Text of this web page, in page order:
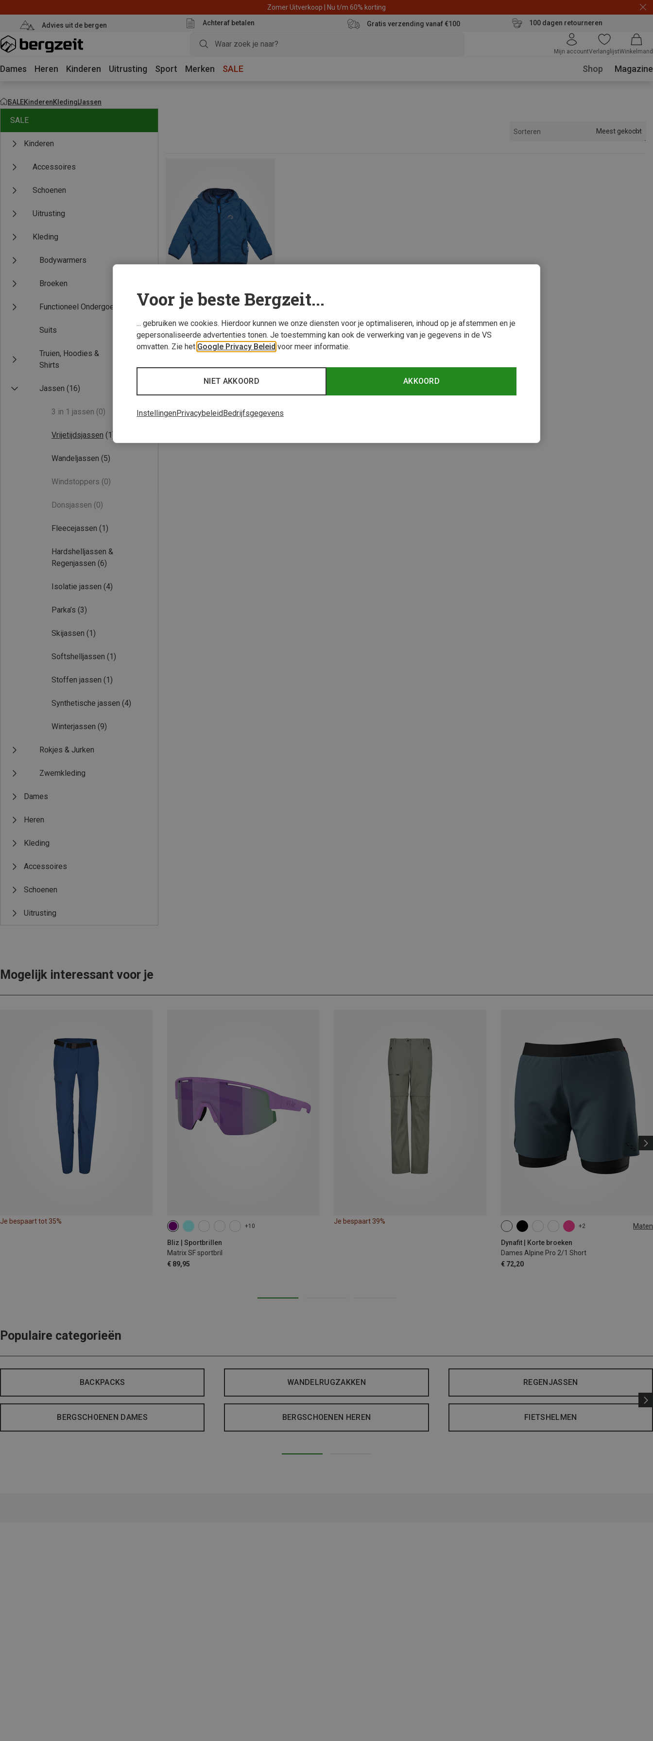
Zomer Uitverkoop | Nu t/m 60% korting
Advies uit de bergen Achteraf betalen Gratis verzending vanaf €100 100 dagen retourneren
Mijn accountVerlanglijstWinkelmand
Dames Heren Kinderen Uitrusting Sport Merken SALE Shop Magazine
SALEKinderenKledingJassen
SALE
Kinderen
Accessoires
Schoenen
Uitrusting
Kleding
Bodywarmers
Broeken
Functioneel Ondergoed
Suits
Truien, Hoodies &
Shirts
Jassen (16)
3 in 1 jassen (0)
Vrijetijdsjassen (1)
Wandeljassen (5)
Windstoppers (0)
Donsjassen (0)
Fleecejassen (1)
Hardshelljassen &
Regenjassen (6)
Isolatie jassen (4)
Parka’s (3)
Skijassen (1)
Softshelljassen (1)
Stoffen jassen (1)
Synthetische jassen (4)
Winterjassen (9)
Rokjes & Jurken
Zwemkleding
Dames
Heren
Kleding
Accessoires
Schoenen
Uitrusting
Sorteren Meest gekocht
Je bespaart 42%
Mogelijk interessant voor je
Je bespaart tot 35%
+10
Bliz | Sportbrillen
Matrix SF sportbril
€ 89,95
Je bespaart 39%
+2 Maten
Dynafit | Korte broeken
Dames Alpine Pro 2/1 Short
€ 72,20
XS S M XL
Populaire categorieën
BACKPACKS WANDELRUGZAKKEN REGENJASSEN
BERGSCHOENEN DAMES BERGSCHOENEN HEREN FIETSHELMEN
Voor je beste Bergzeit...
... gebruiken we cookies. Hierdoor kunnen we onze diensten voor je optimaliseren, inhoud op je afstemmen en je
gepersonaliseerde advertenties tonen. Je toestemming kan ook de verwerking van je gegevens in de VS
omvatten. Zie het Google Privacy Beleid voor meer informatie.
AKKOORD
NIET AKKOORD
InstellingenPrivacybeleid Bedrijfsgegevens